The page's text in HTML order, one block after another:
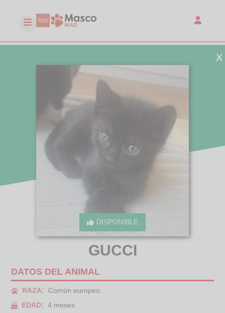
DISPONIBLE
X
GUCCI
DATOS DEL ANIMAL
RAZA:
Común europeo
EDAD:
4 meses